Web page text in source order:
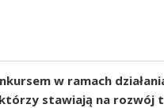
w ramach
stawiają na rozwój